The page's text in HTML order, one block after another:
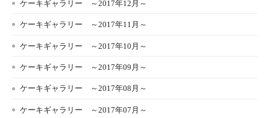
ケーキギャラリー ～2017年12月～
ケーキギャラリー ～2017年11月～
ケーキギャラリー ～2017年10月～
ケーキギャラリー ～2017年09月～
ケーキギャラリー ～2017年08月～
ケーキギャラリー ～2017年07月～